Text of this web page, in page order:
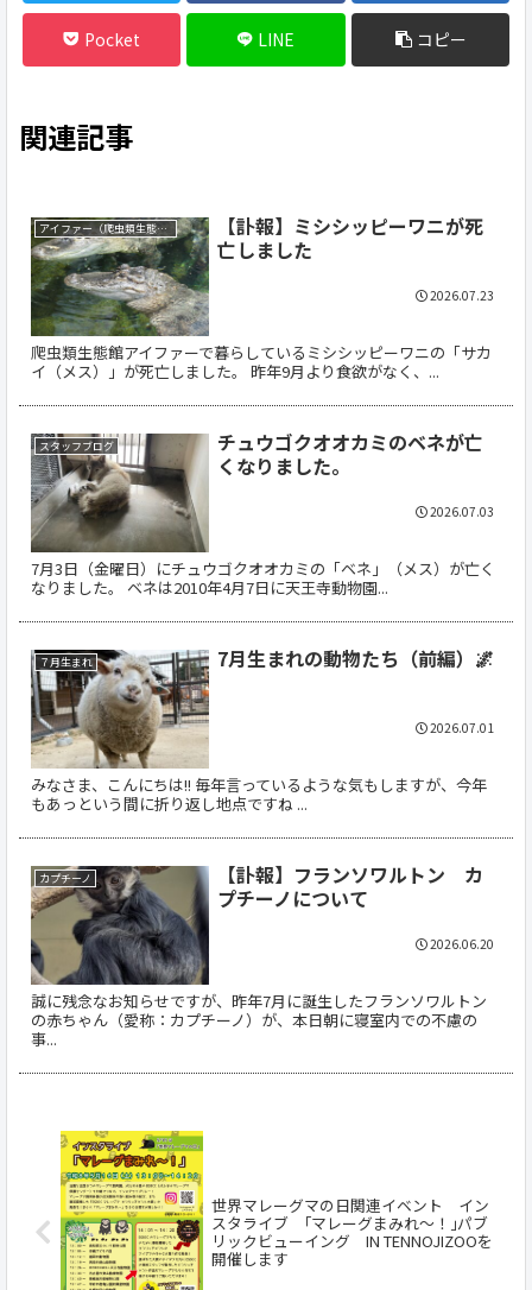
Pocket LINE コピー
関連記事
アイファー（爬虫類生態館）
【訃報】ミシシッピーワニが死
亡しました
爬虫類生態館アイファーで暮らしているミシシッピーワニの「サカ
イ（メス）」が死亡しました。 昨年9月より食欲がなく、...
2026.07.23
スタッフブログ
チュウゴクオオカミのベネが亡
くなりました。
7月3日（金曜日）にチュウゴクオオカミの「ベネ」（メス）が亡く
なりました。 ベネは2010年4月7日に天王寺動物園...
2026.07.03
７月生まれ 7月生まれの動物たち（前編）🌌
みなさま、こんにちは!! 毎年言っているような気もしますが、今年
もあっという間に折り返し地点ですね ...
2026.07.01
カプチーノ
【訃報】フランソワルトン カ
プチーノについて
誠に残念なお知らせですが、昨年7月に誕生したフランソワルトン
の赤ちゃん（愛称：カプチーノ）が、本日朝に寝室内での不慮の
事...
2026.06.20
世界マレーグマの日関連イベント イン
スタライブ ｢マレーグまみれ～！｣パブ
リックビューイング IN TENNOJIZOOを
開催します